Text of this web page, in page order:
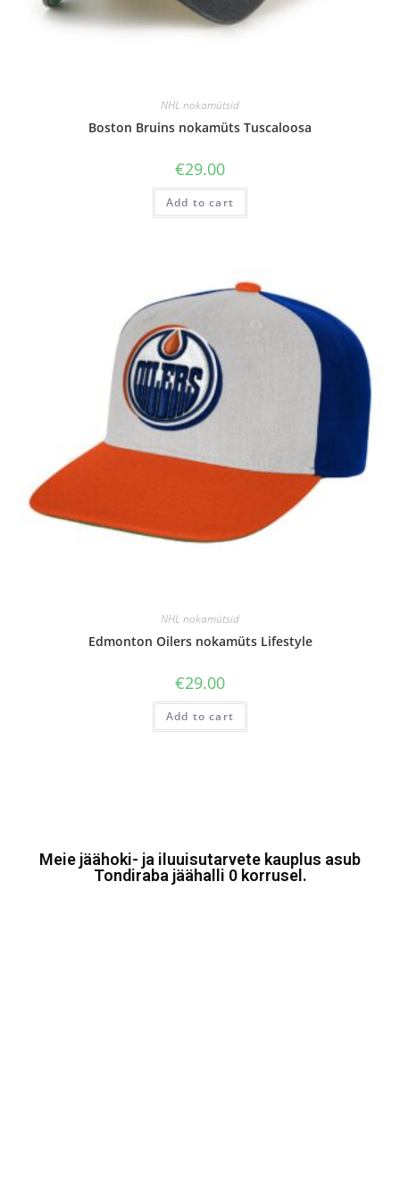
NHL nokamütsid
Boston Bruins nokamüts Tuscaloosa
€29.00
Add to cart
NHL nokamütsid
Edmonton Oilers nokamüts Lifestyle
€29.00
Add to cart
Meie jäähoki- ja iluuisutarvete kauplus asub
Tondiraba jäähalli 0 korrusel.